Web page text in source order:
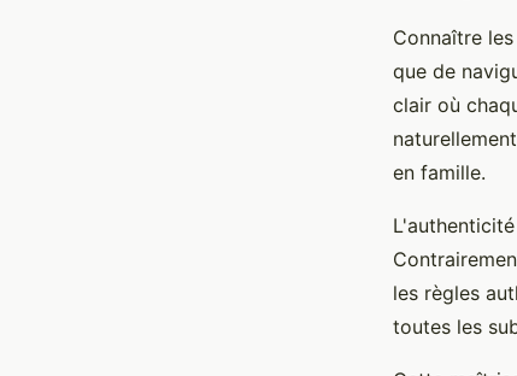
Connaître les
que de
clair où
en famille.
les règles
toutes les